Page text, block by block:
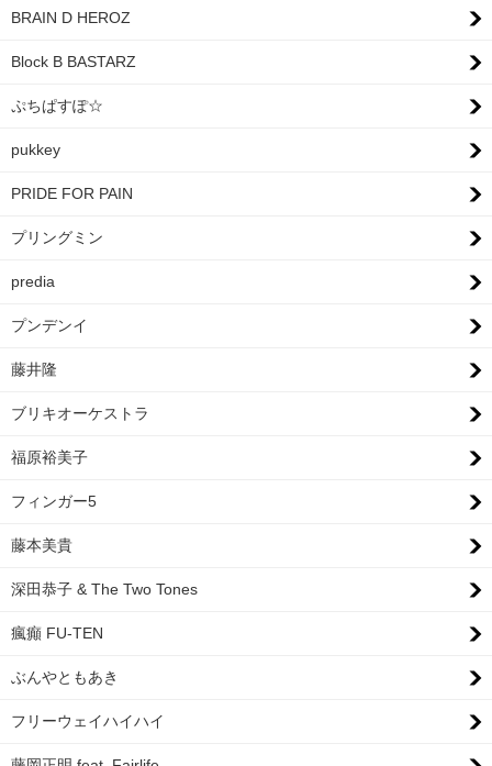
BRAIN D HEROZ
Block B BASTARZ
ぷちぱすぽ☆
pukkey
PRIDE FOR PAIN
プリングミン
predia
プンデンイ
藤井隆
ブリキオーケストラ
福原裕美子
フィンガー5
藤本美貴
深田恭子 & The Two Tones
瘋癲 FU-TEN
ぶんやともあき
フリーウェイハイハイ